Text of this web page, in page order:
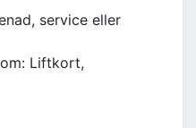
service eller
Liftkort,